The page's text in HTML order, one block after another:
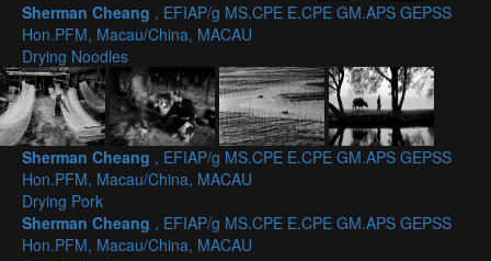
Sherman Cheang , EFIAP/g MS.CPE E.CPE GM.APS GEPSS
Hon.PFM, Macau/China, MACAU
Drying Noodles
Sherman Cheang , EFIAP/g MS.CPE E.CPE GM.APS GEPSS
Hon.PFM, Macau/China, MACAU
Drying Pork
Sherman Cheang , EFIAP/g MS.CPE E.CPE GM.APS GEPSS
Hon.PFM, Macau/China, MACAU